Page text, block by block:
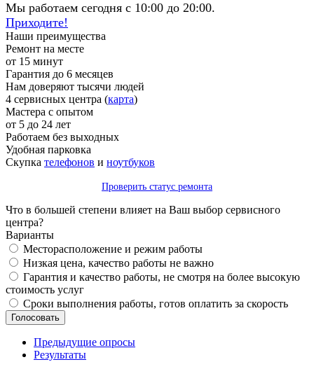
Мы работаем сегодня с 10:00 до 20:00.
Приходите!
Наши преимущества
Ремонт на месте
от 15 минут
Гарантия до 6 месяцев
Нам доверяют тысячи людей
4 сервисных центра (карта)
Мастера с опытом
от 5 до 24 лет
Работаем без выходных
Удобная парковка
Скупка телефонов и ноутбуков
Проверить статус ремонта
Что в большей степени влияет на Ваш выбор сервисного
центра?
Варианты
Месторасположение и режим работы
Низкая цена, качество работы не важно
Гарантия и качество работы, не смотря на более высокую
стоимость услуг
Сроки выполнения работы, готов оплатить за скорость
Предыдущие опросы
Результаты